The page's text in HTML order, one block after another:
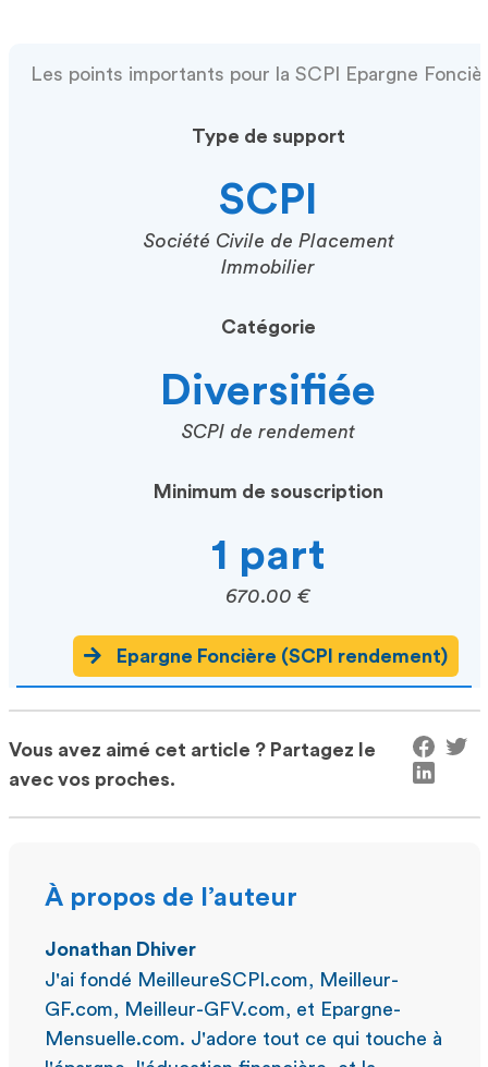
Les points importants pour la SCPI Epargne
Type de support
SCPI
Société Civile de Placement
Immobilier
Catégorie
Diversifiée
SCPI de rendement
Minimum de souscription
1 part
670.00 €
Epargne Foncière (SCPI rendement)
Vous avez aimé cet article ? Partagez le
avec vos proches.
À propos de l’auteur
Jonathan Dhiver
J'ai fondé MeilleureSCPI.com, Meilleur-
GF.com, Meilleur-GFV.com, et Epargne-
Mensuelle.com. J'adore tout ce qui touche à